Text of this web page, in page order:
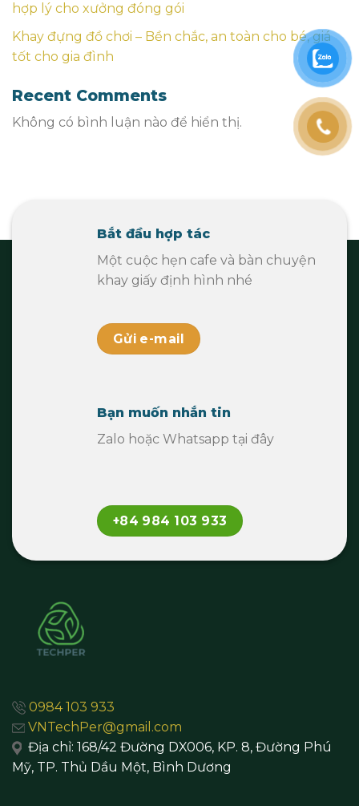
hợp lý cho xưởng đóng gói
Khay đựng đồ chơi – Bền chắc, an toàn cho bé, giá
tốt cho gia đình
Recent Comments
Không có bình luận nào để hiển thị.
Bắt đầu hợp tác
Một cuộc hẹn cafe và bàn chuyện
khay giấy định hình nhé
Gửi e-mail
Bạn muốn nhắn tin
Zalo hoặc Whatsapp tại đây
+84 984 103 933
0984 103 933
VNTechPer@gmail.com
Địa chỉ: 168/42 Đường DX006, KP. 8, Đường Phú
Mỹ, TP. Thủ Dầu Một, Bình Dương